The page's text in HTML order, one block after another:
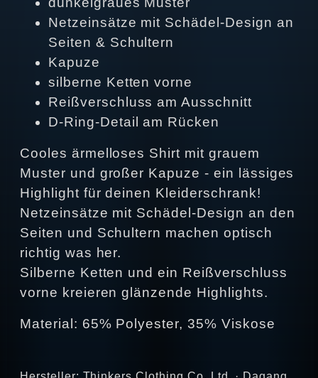
Netzeinsätze mit Schädel-Design an
Seiten & Schultern
Kapuze
silberne Ketten vorne
Reißverschluss am Ausschnitt
D-Ring-Detail am Rücken
Cooles ärmelloses Shirt mit grauem
Muster und großer Kapuze - ein lässiges
Highlight für deinen Kleiderschrank!
Netzeinsätze mit Schädel-Design an den
Seiten und Schultern machen optisch
richtig was her.
Silberne Ketten und ein Reißverschluss
vorne kreieren glänzende Highlights.
Material: 65% Polyester, 35% Viskose